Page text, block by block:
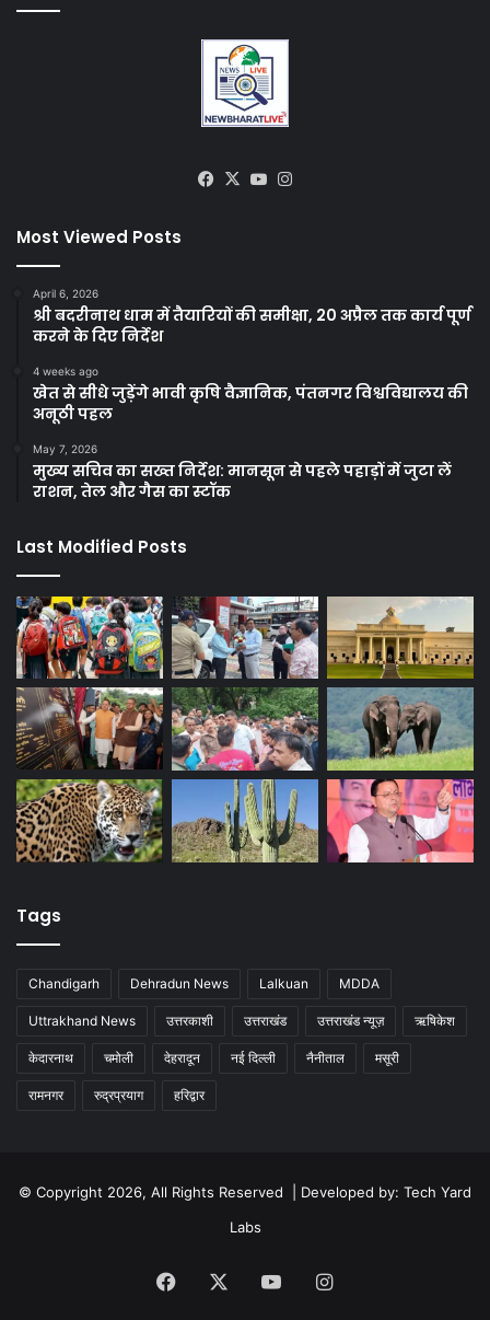
Facebook
X YouTube
Most Viewed Posts
April 6, 2026
श्री बदरीनाथ धाम में तैयारियों की समीक्षा, 20 अप्रैल तक कार्य पूर्ण
करने के दिए निर्देश
4 weeks ago
खेत से सीधे जुड़ेंगे भावी कृषि वैज्ञानिक, पंतनगर विश्वविद्यालय की
अनूठी पहल
May 7, 2026
मुख्य सचिव का सख्त निर्देश: मानसून से पहले पहाड़ों में जुटा लें
राशन, तेल और गैस का स्टॉक
Last Modified Posts
Tags
Chandigarh Dehradun News Lalkuan MDDA
Uttrakhand News उत्तरकाशी उत्तराखंड उत्तराखंड न्यूज़ ऋषिकेश
केदारनाथ चमोली देहरादून नई दिल्ली नैनीताल मसूरी
रामनगर रुद्रप्रयाग हरिद्वार
© Copyright 2026, All Rights Reserved | Developed by: Tech Yard
Labs
Facebook YouTubeInstagram